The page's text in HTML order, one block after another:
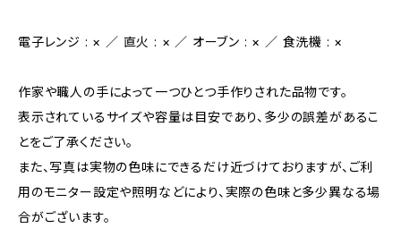
電子レンジ : × ／ 直火 : × ／ オーブン : × ／ 食洗機 : ×
作家や職人の手によって一つひとつ手作りされた品物です。
表示されているサイズや容量は目安であり、多少の誤差があるこ
とをご了承ください。
また、写真は実物の色味にできるだけ近づけておりますが、ご利
用のモニター設定や照明などにより、実際の色味と多少異なる場
合がございます。